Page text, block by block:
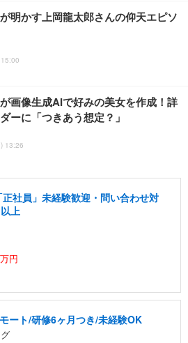
明かす上岡龍太郎さんの仰天エピソ
画像生成AIで好みの美女を作成！詳
ーに「つきあう想定？」
13:26
社員」未経験歓迎・問い合わせ対
上
円
ート/研修6ヶ月つき/未経験OK